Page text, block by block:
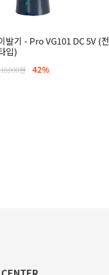
발기 - Pro VG101 DC 5V (전
입)
원 42%